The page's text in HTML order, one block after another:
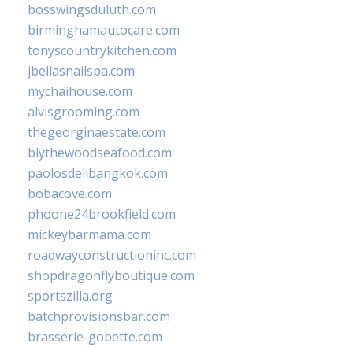
bosswingsduluth.com
birminghamautocare.com
tonyscountrykitchen.com
jbellasnailspa.com
mychaihouse.com
alvisgrooming.com
thegeorginaestate.com
blythewoodseafood.com
paolosdelibangkok.com
bobacove.com
phoone24brookfield.com
mickeybarmama.com
roadwayconstructioninc.com
shopdragonflyboutique.com
sportszilla.org
batchprovisionsbar.com
brasserie-gobette.com